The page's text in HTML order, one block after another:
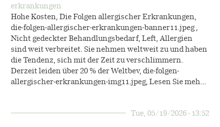
Insektengiftallergie
Leben mit Allergien
Kosten durch Allergien
Servicematerial
Unsere Lösungen
Allergie-Immuntherapie
klarify-App
Diagnostik
Notfallmedizin
Forschung und
Entwicklung
Allergie-Immuntherapie
Karriere
Arbeiten bei ALK
erkrankungen
Hohe Kosten, Die Folgen allergischer Erkrankungen,
die-folgen-allergischer-erkrankungen-banner11.jpeg ,
Nicht gedeckter Behandlungsbedarf, Left, Allergien
sind weit verbreitet. Sie nehmen weltweit zu und haben
die Tendenz, sich mit der Zeit zu verschlimmern.
Derzeit leiden über 20 % der Weltbev, die-folgen-
allergischer-erkrankungen-img11.jpeg, Lesen Sie meh…
Tue, 05/19/2026 - 13:52